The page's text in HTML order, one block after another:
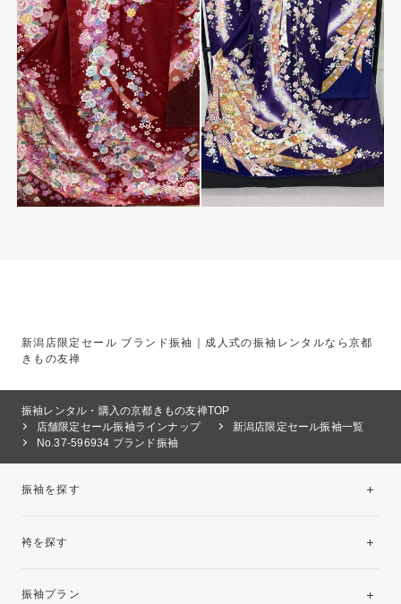
新潟店限定セール ブランド振袖｜成人式の振袖レンタルなら京都
きもの友禅
振袖レンタル・購入の京都きもの友禅TOP
店舗限定セール振袖ラインナップ
新潟店限定セール振袖一覧
No.37-596934 ブランド振袖
振袖を探す
袴を探す
振袖プラン